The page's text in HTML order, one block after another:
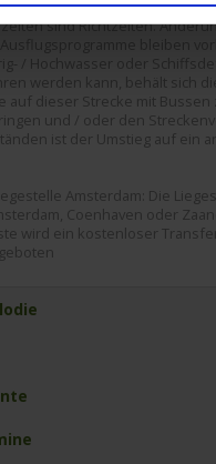
sind Richtzeiten.
/ Hochwasser oder
werden kann, behält sich
auf dieser Strecke mit
und / oder den
ist der Umstieg auf ein
Amsterdam: Die
Coenhaven oder
wird ein kostenloser